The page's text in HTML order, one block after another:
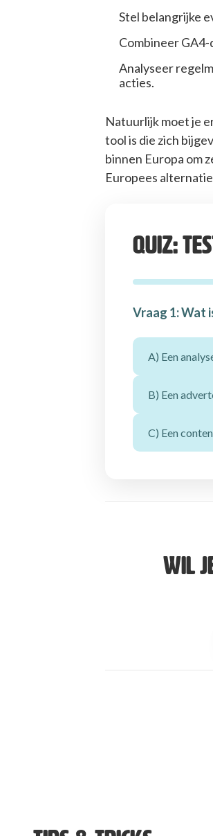
Stel belangrijke
Combineer
Analyseer
acties.
Natuurlijk moet je
tool is die zich
binnen Europa om
Europees
Quiz:
Vraag 1: Wat
A) Een
B) Een
C) Een
WIL